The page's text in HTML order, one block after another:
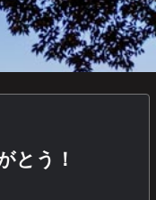
とう！